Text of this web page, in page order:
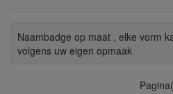
Naambadge op maat , elke vorm
volgens uw eigen opmaak